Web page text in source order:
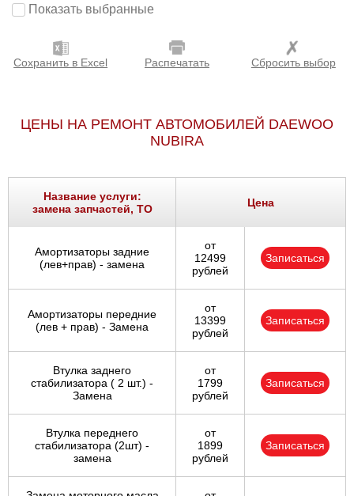
Показать выбранные
Сохранить в Excel Распечатать Сбросить выбор
ЦЕНЫ НА РЕМОНТ АВТОМОБИЛЕЙ DAEWOO
NUBIRA
Название услуги:
замена запчастей, ТО
Цена
Амортизаторы задние
(лев+прав) - замена
от
12499
рублей
Записаться
Амортизаторы передние
(лев + прав) - Замена
от
13399
рублей
Записаться
Втулка заднего
стабилизатора ( 2 шт.) -
Замена
от
1799
рублей
Записаться
Втулка переднего
стабилизатора (2шт) -
замена
от
1899
рублей
Записаться